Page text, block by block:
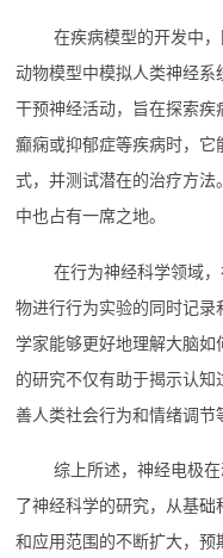
在疾病模型的开发中
动物模型中模拟人类神经
干预神经活动，旨在探索疾
癫痫或抑郁症等疾病时，
式，并测试潜在的治疗方
中也占有一席之地。
在行为神经科学领域
物进行行为实验的同时记
学家能够更好地理解大脑
的研究不仅有助于揭示认
善人类社会行为和情绪调节
综上所述，神经电极
了神经科学的研究，从基
和应用范围的不断扩大，预